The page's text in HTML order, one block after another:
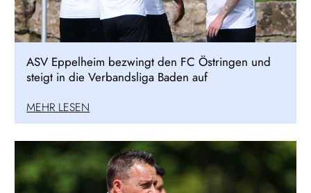
ASV Eppelheim bezwingt den FC Östringen und
steigt in die Verbandsliga Baden auf
MEHR LESEN